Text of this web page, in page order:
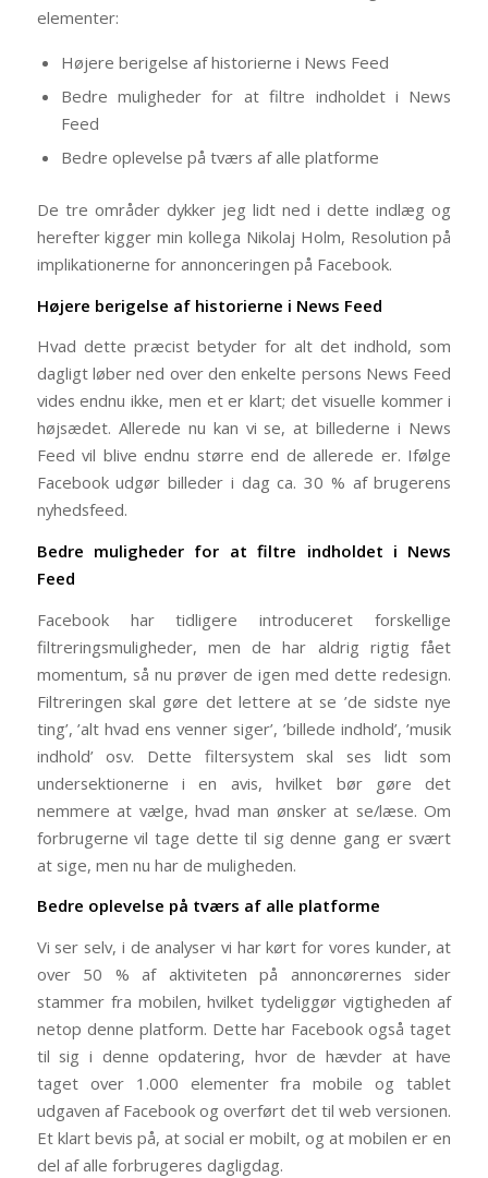
elementer:
Højere berigelse af historierne i News Feed
Bedre muligheder for at filtre indholdet i News
Feed
Bedre oplevelse på tværs af alle platforme
De tre områder dykker jeg lidt ned i dette indlæg og
herefter kigger min kollega Nikolaj Holm, Resolution på
implikationerne for annonceringen på Facebook.
Højere berigelse af historierne i News Feed
Hvad dette præcist betyder for alt det indhold, som
dagligt løber ned over den enkelte persons News Feed
vides endnu ikke, men et er klart; det visuelle kommer i
højsædet. Allerede nu kan vi se, at billederne i News
Feed vil blive endnu større end de allerede er. Ifølge
Facebook udgør billeder i dag ca. 30 % af brugerens
nyhedsfeed.
Bedre muligheder for at filtre indholdet i News
Feed
Facebook har tidligere introduceret forskellige
filtreringsmuligheder, men de har aldrig rigtig fået
momentum, så nu prøver de igen med dette redesign.
Filtreringen skal gøre det lettere at se ’de sidste nye
ting’, ’alt hvad ens venner siger’, ’billede indhold’, ’musik
indhold’ osv. Dette filtersystem skal ses lidt som
undersektionerne i en avis, hvilket bør gøre det
nemmere at vælge, hvad man ønsker at se/læse. Om
forbrugerne vil tage dette til sig denne gang er svært
at sige, men nu har de muligheden.
Bedre oplevelse på tværs af alle platforme
Vi ser selv, i de analyser vi har kørt for vores kunder, at
over 50 % af aktiviteten på annoncørernes sider
stammer fra mobilen, hvilket tydeliggør vigtigheden af
netop denne platform. Dette har Facebook også taget
til sig i denne opdatering, hvor de hævder at have
taget over 1.000 elementer fra mobile og tablet
udgaven af Facebook og overført det til web versionen.
Et klart bevis på, at social er mobilt, og at mobilen er en
del af alle forbrugeres dagligdag.